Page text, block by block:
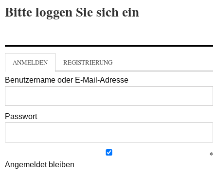
Bitte loggen Sie sich ein
ANMELDEN REGISTRIERUNG
Benutzername oder E-Mail-Adresse
Passwort
Angemeldet bleiben